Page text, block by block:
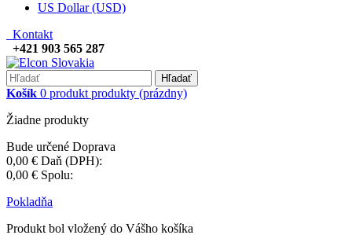
US Dollar (USD)
Kontakt
+421 903 565 287
Hľadať
Košík 0 produkt produkty (prázdny)
Žiadne produkty
Bude určené Doprava
0,00 € Daň (DPH):
0,00 € Spolu:
Pokladňa
Produkt bol vložený do Vášho košíka